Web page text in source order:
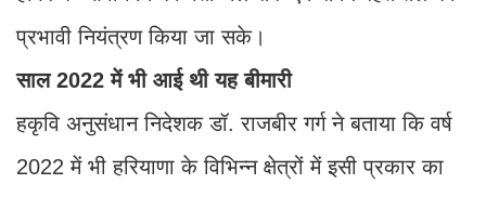
प्रभावी नियंत्रण किया जा सके।
साल 2022 में भी आई थी यह बीमारी
हकृवि अनुसंधान निदेशक डॉ. राजबीर गर्ग ने बताया कि वर्ष
2022 में भी हरियाणा के विभिन्न क्षेत्रों में इसी प्रकार का